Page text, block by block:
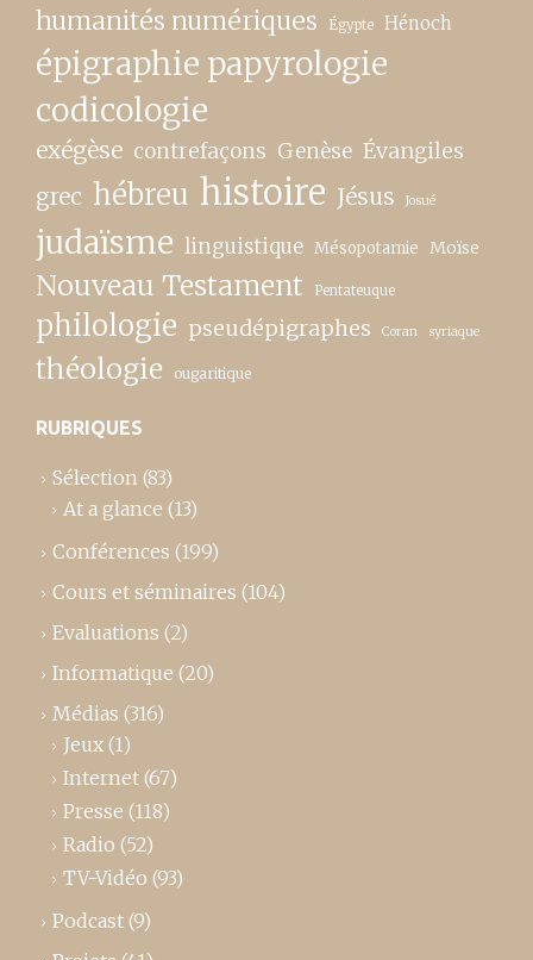
humanités numériques Égypte Hénoch
épigraphie papyrologie
codicologie
exégèse contrefaçons Genèse Évangiles
grec hébreu histoire Jésus Josué
judaïsme linguistique Mésopotamie Moïse
Nouveau Testament Pentateuque
philologie pseudépigraphes Coran syriaque
théologie ougaritique
RUBRIQUES
Sélection (83)
At a glance (13)
Conférences (199)
Cours et séminaires (104)
Evaluations (2)
Informatique (20)
Médias (316)
Jeux (1)
Internet (67)
Presse (118)
Radio (52)
TV-Vidéo (93)
Podcast (9)